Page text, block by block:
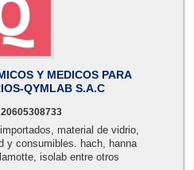
Y MEDICOS PARA
QYMLAB S.A.C
material de vidrio,
y consumibles. hach, hanna
isolab entre otros